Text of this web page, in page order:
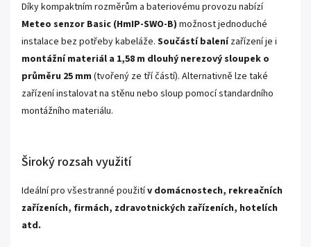
Díky kompaktním rozměrům a bateriovému provozu nabízí
Meteo senzor Basic (HmIP-SWO-B) možnost jednoduché
instalace bez potřeby kabeláže. Součástí balenízařízení je i
montážní materiál a 1,58 m dlouhý nerezový sloupek o
průměru 25 mm (tvořený ze tří částí). Alternativně lze také
zařízení instalovat na stěnu nebo sloup pomocí standardního
montážního materiálu.
Široký rozsah využití
Ideální pro všestranné použitív domácnostech, rekreačních
zařízeních, firmách, zdravotnických zařízeních, hotelích
atd.